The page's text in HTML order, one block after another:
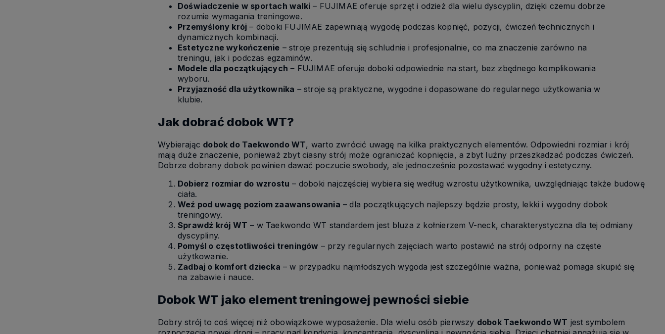
Doświadczenie w sportach walki – FUJIMAE oferuje sprzęt i odzież dla wielu dyscyplin, dzięki czemu dobrze
rozumie wymagania treningowe.
Przemyślony krój – doboki FUJIMAE zapewniają wygodę podczas kopnięć, pozycji, ćwiczeń technicznych i
dynamicznych kombinacji.
Estetyczne wykończenie – stroje prezentują się schludnie i profesjonalnie, co ma znaczenie zarówno na
treningu, jak i podczas egzaminów.
Modele dla początkujących – FUJIMAE oferuje doboki odpowiednie na start, bez zbędnego komplikowania
wyboru.
Przyjazność dla użytkownika – stroje są praktyczne, wygodne i dopasowane do regularnego użytkowania w
klubie.
Jak dobrać dobok WT?
Wybierając dobok do Taekwondo WT, warto zwrócić uwagę na kilka praktycznych elementów. Odpowiedni rozmiar i krój
mają duże znaczenie, ponieważ zbyt ciasny strój może ograniczać kopnięcia, a zbyt luźny przeszkadzać podczas ćwiczeń.
Dobrze dobrany dobok powinien dawać poczucie swobody, ale jednocześnie pozostawać wygodny i estetyczny.
Dobierz rozmiar do wzrostu – doboki najczęściej wybiera się według wzrostu użytkownika, uwzględniając także budowę
ciała.
Weź pod uwagę poziom zaawansowania – dla początkujących najlepszy będzie prosty, lekki i wygodny dobok
treningowy.
Sprawdź krój WT – w Taekwondo WT standardem jest bluza z kołnierzem V-neck, charakterystyczna dla tej odmiany
dyscypliny.
Pomyśl o częstotliwości treningów – przy regularnych zajęciach warto postawić na strój odporny na częste
użytkowanie.
Zadbaj o komfort dziecka – w przypadku najmłodszych wygoda jest szczególnie ważna, ponieważ pomaga skupić się
na zabawie i nauce.
Dobok WT jako element treningowej pewności siebie
Dobry strój to coś więcej niż obowiązkowe wyposażenie. Dla wielu osób pierwszy dobok Taekwondo WT jest symbolem